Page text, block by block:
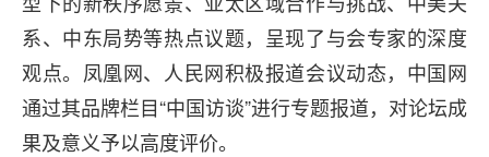
系、中东局势等热点议题，呈现了与会专家的深度
观点。凤凰网、人民网积极报道会议动态，中国网
通过其品牌栏目“中国访谈”进行专题报道，对论坛成
果及意义予以高度评价。